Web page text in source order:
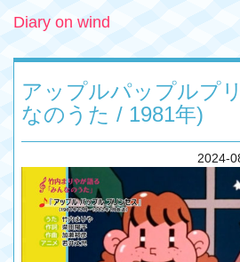
Diary on wind
アップルパップルプ
なのうた / 1981年)
2024-